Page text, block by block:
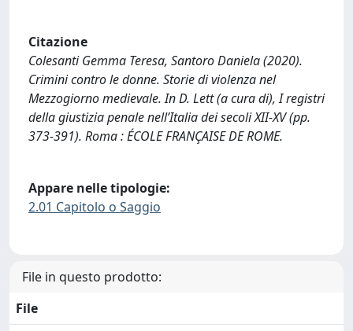
Citazione
Colesanti Gemma Teresa, Santoro Daniela (2020).
Crimini contro le donne. Storie di violenza nel
Mezzogiorno medievale. In D. Lett (a cura di), I registri
della giustizia penale nell’Italia dei secoli XII-XV (pp.
373-391). Roma : ÉCOLE FRANÇAISE DE ROME.
Appare nelle tipologie:
2.01 Capitolo o Saggio
File in questo prodotto:
File